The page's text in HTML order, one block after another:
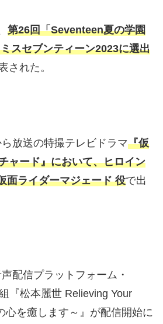
第26回「Seventeen夏の学園
スセブンティーン2023に選出
された。
放送の特撮テレビドラマ『仮
ャード』において、ヒロイン
面ライダーマジェード 役で出
配信プラットフォーム・
『松本麗世 Relieving Your
心を癒します～』が配信開始に